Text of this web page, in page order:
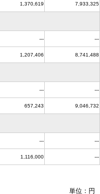
1,370,619 7,933,325
--- ---
1,207,406 8,741,488
--- ---
657,243 9,046,732
--- ---
1,116,000 ---
単位：円